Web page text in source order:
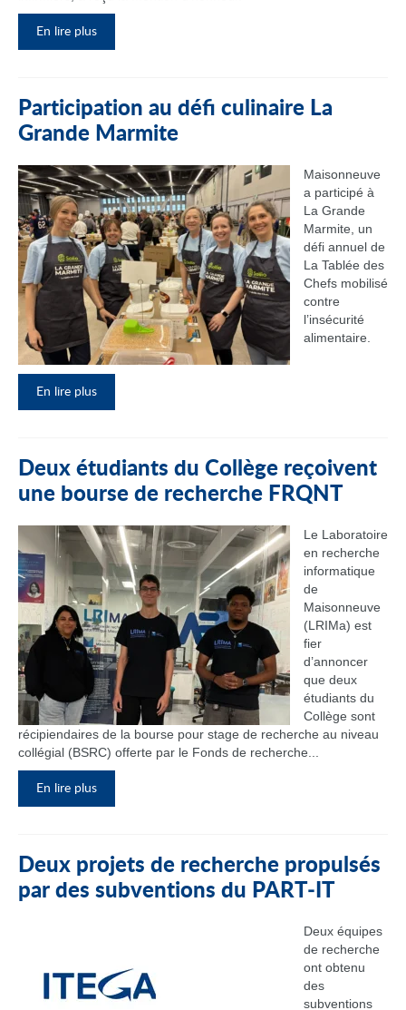
En lire plus
Participation au défi culinaire La
Grande Marmite
Maisonneuve
a participé à
La Grande
Marmite, un
défi annuel de
La Tablée des
Chefs mobilisé
contre
l’insécurité
alimentaire.
En lire plus
Deux étudiants du Collège reçoivent
une bourse de recherche FRQNT
Le Laboratoire
en recherche
informatique
de
Maisonneuve
(LRIMa) est
fier
d’annoncer
que deux
étudiants du
Collège sont
récipiendaires de la bourse pour stage de recherche au niveau
collégial (BSRC) offerte par le Fonds de recherche...
En lire plus
Deux projets de recherche propulsés
par des subventions du PART‑IT
Deux équipes
de recherche
ont obtenu
des
subventions